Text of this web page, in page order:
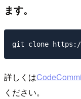
ます。
詳しくは
ください。